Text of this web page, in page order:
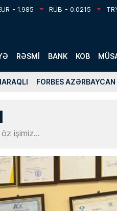
- 1.985 RUB - 0.0215
RƏSMI BANK KOB
FORBES AZƏRBAYCAN
öz işimiz…